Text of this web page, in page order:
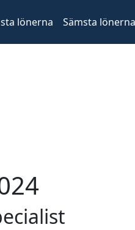
lönerna Sämsta lönerna